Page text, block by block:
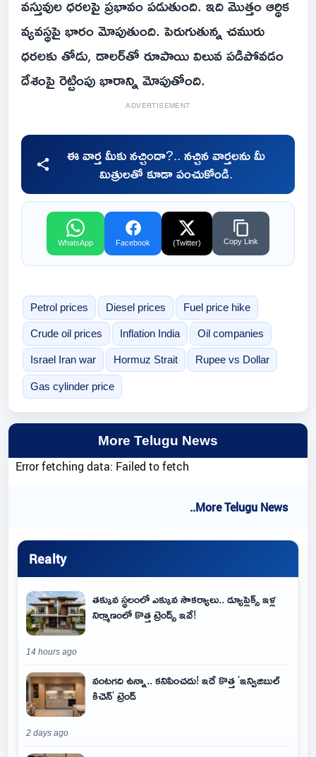
వస్తువుల ధరలపై ప్రభావం పడుతుంది. ఇది మొత్తం ఆర్థిక
వ్యవస్థపై భారం మోపుతుంది. పెరుగుతున్న చమురు
ధరలకు తోడు, డాలర్‌తో రూపాయి విలువ పడిపోవడం
దేశంపై రెట్టింపు భారాన్ని మోపుతోంది.
ADVERTISEMENT
ఈ వార్త మీకు నచ్చిందా?.. నచ్చిన వార్తలను మీ
మిత్రులతో కూడా పంచుకోండి.
WhatsApp Facebook (Twitter) Copy Link
Petrol prices Diesel prices Fuel price hike
Crude oil prices Inflation India Oil companies
Israel Iran war Hormuz Strait Rupee vs Dollar
Gas cylinder price
More Telugu News
Error fetching data: Failed to fetch
..More Telugu News
Realty
తక్కువ స్థలంలో ఎక్కువ సౌకర్యాలు.. డ్యూప్లెక్స్ ఇళ్ల
నిర్మాణంలో కొత్త ట్రెండ్స్ ఇవే!
14 hours ago
వంటగది ఉన్నా.. కనిపించదు! ఇదే కొత్త 'ఇన్విజిబుల్
కిచెన్' ట్రెండ్
2 days ago